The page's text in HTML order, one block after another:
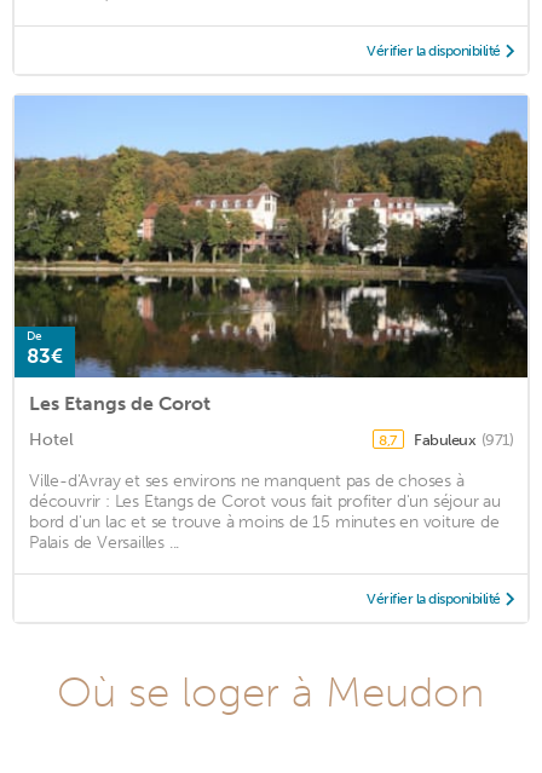
Vérifier la disponibilité
De
83€
Les Etangs de Corot
Hotel 8,7 Fabuleux (971)
Ville-d'Avray et ses environs ne manquent pas de choses à
découvrir : Les Etangs de Corot vous fait profiter d'un séjour au
bord d'un lac et se trouve à moins de 15 minutes en voiture de
Palais de Versailles ...
Vérifier la disponibilité
Où se loger à Meudon